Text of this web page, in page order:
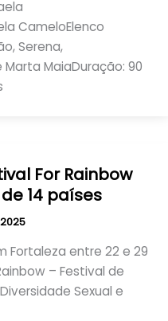
CameloElenco
Serena,
Marta MaiaDuração: 90
For Rainbow
14 países
Fortaleza entre 22 e 29
– Festival de
Sexual e